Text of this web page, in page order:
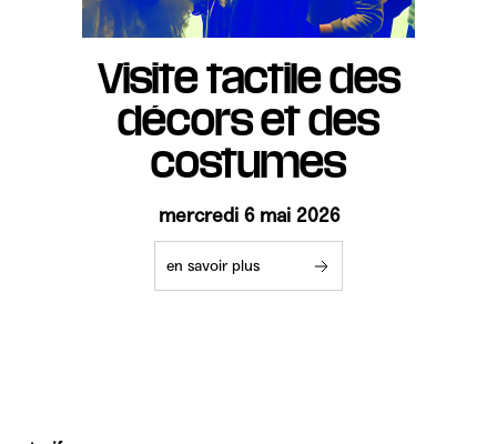
Visite tactile des
décors et des
costumes
mercredi 6 mai 2026
en savoir plus